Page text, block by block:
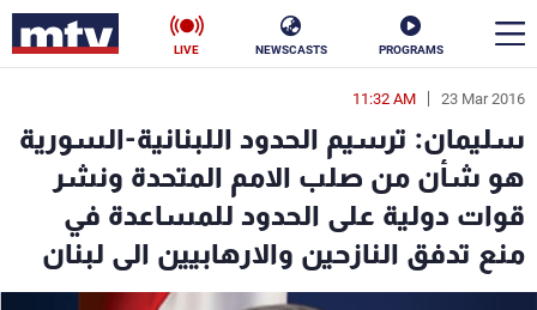
PROGRAMS
NEWSCASTS
LIVE
23 Mar 2016
11:32 AM
سليمان: ترسيم الحدود اللبنانية-السورية
هو شأن من صلب الامم المتحدة ونشر
قوات دولية على الحدود للمساعدة في
منع تدفق النازحين والارهابيين الى لبنان
en
الأخبار
سياسة ناس
إقتصاد فن